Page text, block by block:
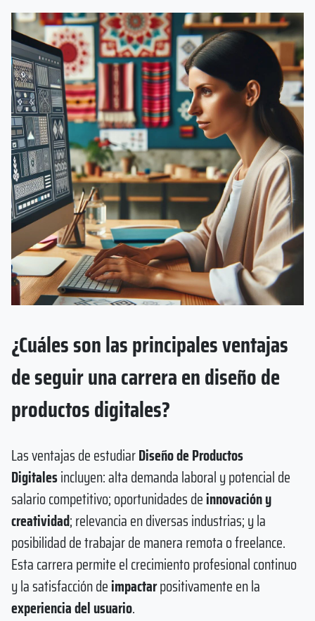
¿Cuáles son las principales ventajas
de seguir una carrera en diseño de
productos digitales?
Las ventajas de estudiarDiseño de Productos
Digitalesincluyen: alta demanda laboral y potencial de
salario competitivo; oportunidades deinnovación y
creatividad; relevancia en diversas industrias; y la
posibilidad de trabajar de manera remota o freelance.
Esta carrera permite el crecimiento profesional continuo
y la satisfacción deimpactarpositivamente en la
experiencia del usuario.